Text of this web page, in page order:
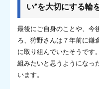
い”を大切にする輪
最後にご自身のことや、今
ろ、狩野さんは７年前に鎌
に取り組んでいたそうです
組みたいと思うようになっ
います。